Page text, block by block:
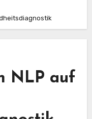
NLP auf